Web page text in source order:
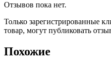
Отзывов пока нет.
Только зарегистрированные
товар, могут публиковать
Похожие